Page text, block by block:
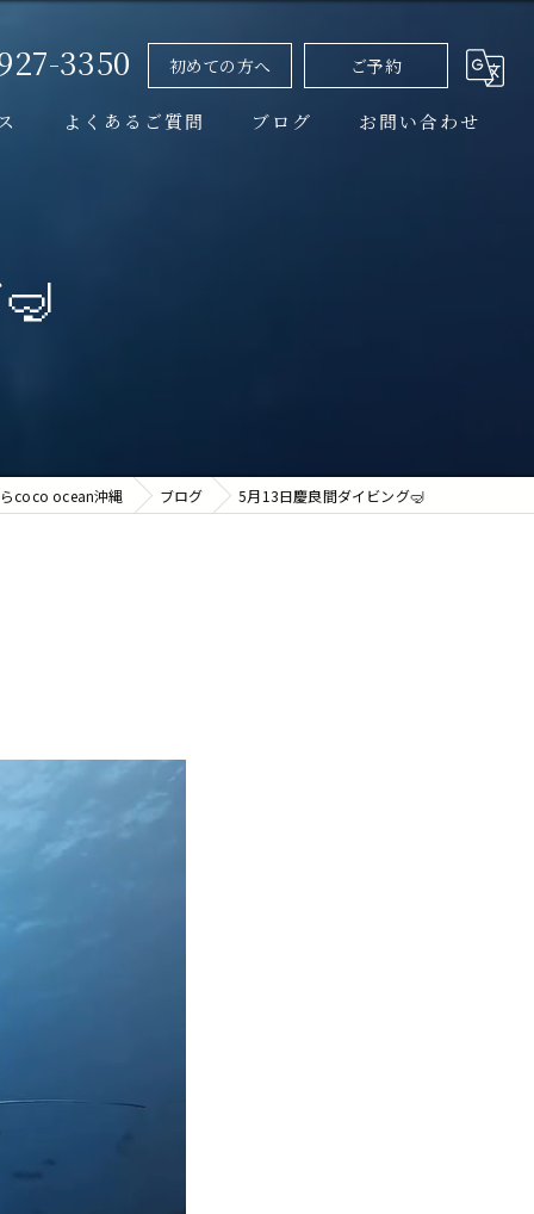
3350 初めての方へ ご予約
よくあるご質問 ブログ お問い合わせ
coco ocean沖縄 ブログ 5月13日慶良間ダイビング🤿